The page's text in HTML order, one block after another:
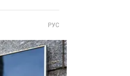
РУС